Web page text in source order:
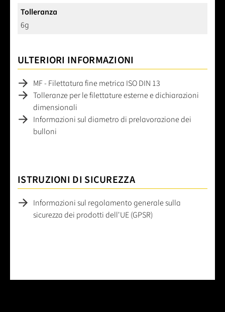
Tolleranza
6g
ULTERIORI INFORMAZIONI
MF - Filettatura fine metrica ISO DIN 13
Tolleranze per le filettature esterne e dichiarazioni
dimensionali
Informazioni sul diametro di prelavorazione dei
bulloni
ISTRUZIONI DI SICUREZZA
Informazioni sul regolamento generale sulla
sicurezza dei prodotti dell'UE (GPSR)